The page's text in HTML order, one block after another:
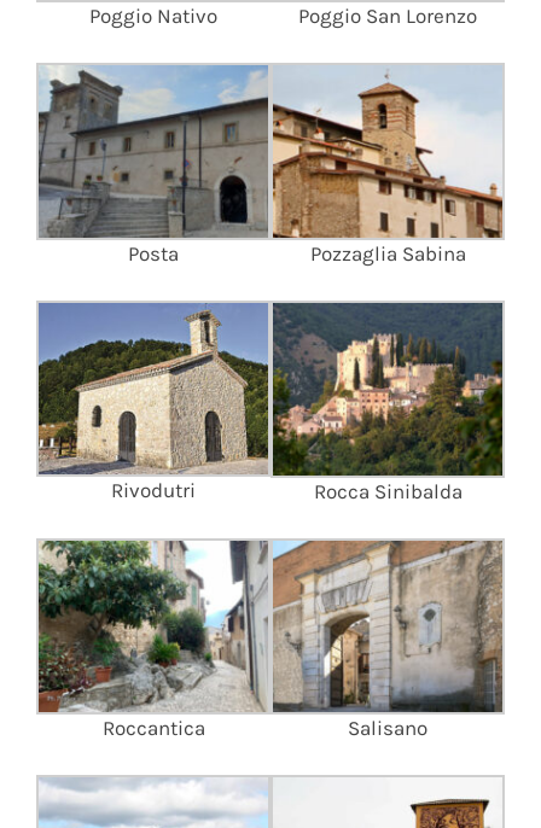
Poggio Nativo Poggio San Lorenzo
Posta Pozzaglia Sabina
Rivodutri Rocca Sinibalda
Roccantica Salisano